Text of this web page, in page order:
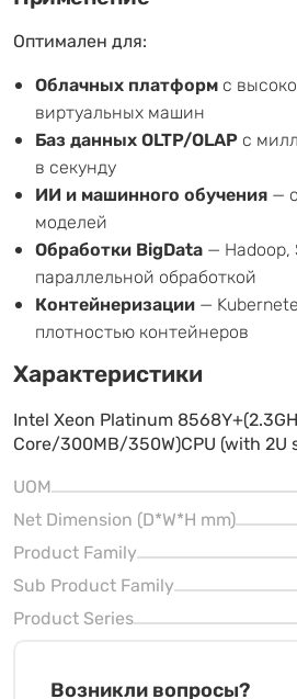
Оптимален для:
Облачных платформ с
виртуальных машин
Баз данных OLTP/OLAP с
в секунду
ИИ и машинного обучения —
моделей
Обработки BigData — Hadoop,
параллельной обработкой
Контейнеризации —
плотностью контейнеров
Характеристики
Intel Xeon Platinum
Core/300MB/350W)CPU (with 2U
UOM
Net Dimension (D*W*H mm)
Product Family
Sub Product Family
Product Series
Возникли вопросы?